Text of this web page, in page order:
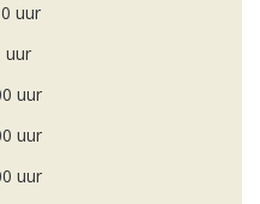
uur
uur
uur
uur
uur